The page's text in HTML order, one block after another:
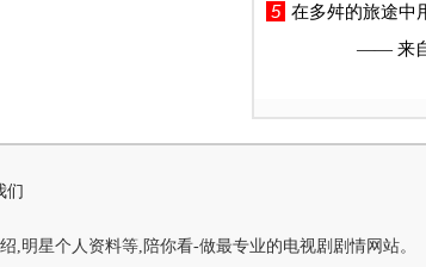
5 在多舛的旅途中
—— 来
们
明星个人资料等,陪你看-做最专业的电视剧剧情网站。